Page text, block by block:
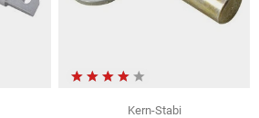
Kern-Stabi